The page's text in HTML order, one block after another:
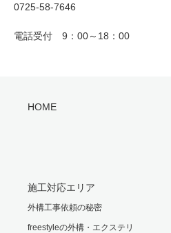
0725-58-7646
電話受付 9：00～18：00
HOME
施工対応エリア
外構工事依頼の秘密
freestyleの外構・エクステリ